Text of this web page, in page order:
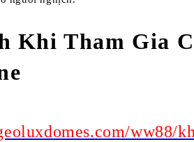
Khi Tham Gia
ww88/